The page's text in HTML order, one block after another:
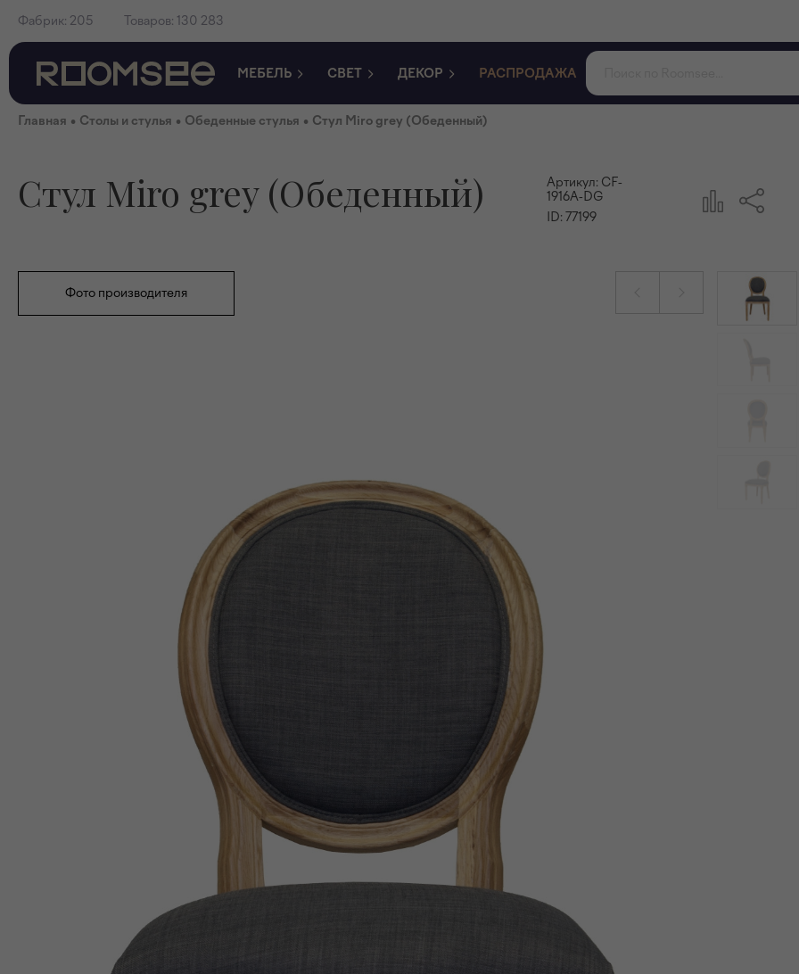
Фабрик: 205 Товаров: 130 283
МЕБЕЛЬ СВЕТ ДЕКОР РАСПРОДАЖА
Главная • Столы и стулья • Обеденные стулья • Стул Miro grey (Обеденный)
Стул Miro grey (Обеденный) Артикул: CF-
1916A-DG
ID: 77199
Фото производителя